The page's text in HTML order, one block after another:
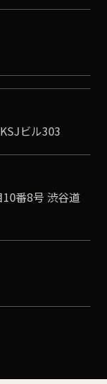
ビル303
番8号 渋谷道